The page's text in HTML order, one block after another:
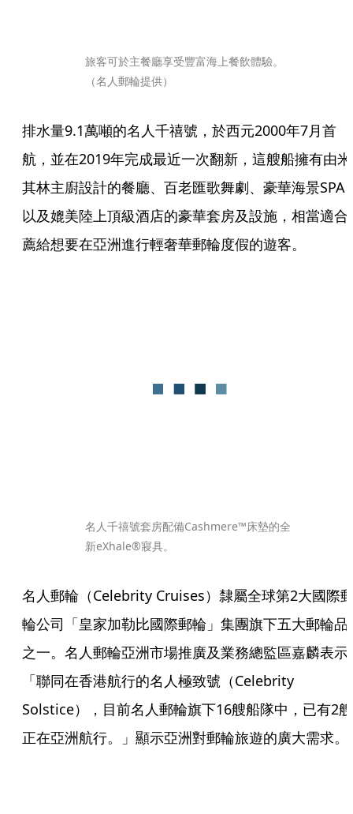
旅客可於主餐廳享受豐富海上餐飲體驗。
（名人郵輪提供）
排水量9.1萬噸的名人千禧號，於西元2000年7月首
航，並在2019年完成最近一次翻新，這艘船擁有由米
其林主廚設計的餐廳、百老匯歌舞劇、豪華海景SPA
以及媲美陸上頂級酒店的豪華套房及設施，相當適合
薦給想要在亞洲進行輕奢華郵輪度假的遊客。
名人千禧號套房配備Cashmere™床墊的全
新eXhale®寢具。
名人郵輪（Celebrity Cruises）隸屬全球第2大國際
輪公司「皇家加勒比國際郵輪」集團旗下五大郵輪品
之一。名人郵輪亞洲市場推廣及業務總監區嘉麟表示
「聯同在香港航行的名人極致號（Celebrity
Solstice），目前名人郵輪旗下16艘船隊中，已有2艘
正在亞洲航行。」顯示亞洲對郵輪旅遊的廣大需求。